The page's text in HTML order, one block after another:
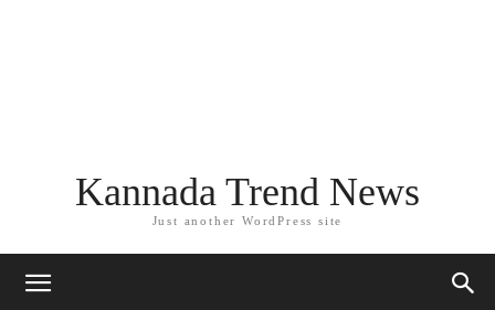
Kannada Trend News
Just another WordPress site